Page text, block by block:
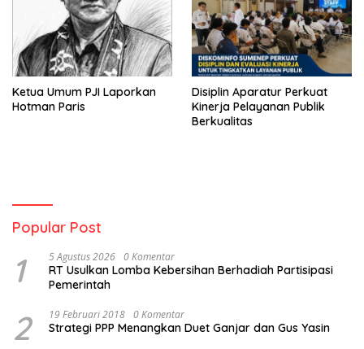
Ketua Umum PJI Laporkan
Hotman Paris
Disiplin Aparatur Perkuat
Kinerja Pelayanan Publik
Berkualitas
Popular Post
1 5 Agustus 2026 0 Komentar
RT Usulkan Lomba Kebersihan Berhadiah Partisipasi
Pemerintah
2 19 Februari 2018 0 Komentar
Strategi PPP Menangkan Duet Ganjar dan Gus Yasin